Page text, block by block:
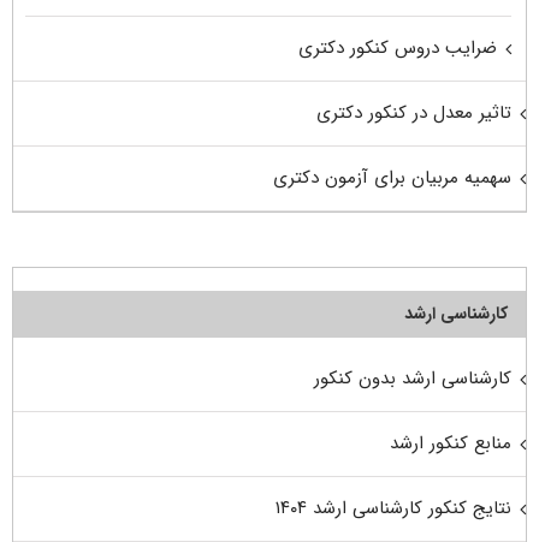
ضرایب دروس کنکور دکتری
تاثیر معدل در کنکور دکتری
سهمیه مربیان برای آزمون دکتری
کارشناسی ارشد
کارشناسی ارشد بدون کنکور
منابع کنکور ارشد
نتایج کنکور کارشناسی ارشد ۱۴۰۴